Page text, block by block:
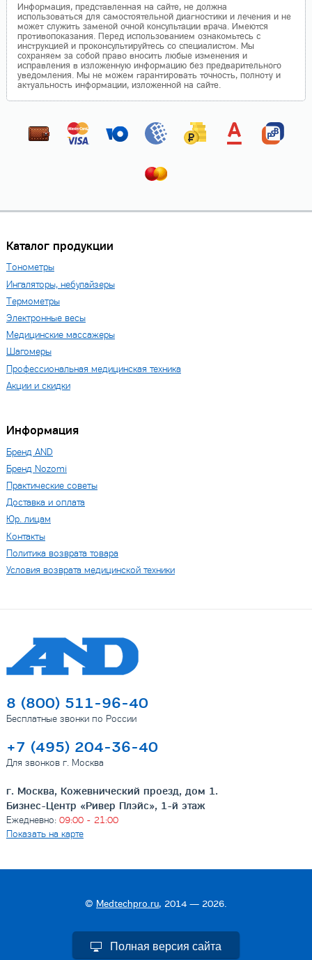
Информация, представленная на сайте, не должна
использоваться для самостоятельной диагностики и лечения и не
может служить заменой очной консультации врача. Имеются
противопоказания. Перед использованием ознакомьтесь с
инструкцией и проконсультируйтесь со специалистом. Мы
сохраняем за собой право вносить любые изменения и
исправления в изложенную информацию без предварительного
уведомления. Мы не можем гарантировать точность, полноту и
актуальность информации, изложенной на сайте.
Каталог продукции
Тонометры
Ингаляторы, небулайзеры
Термометры
Электронные весы
Медицинские массажеры
Шагомеры
Профессиональная медицинская техника
Акции и скидки
Информация
Бренд AND
Бренд Nozomi
Практические советы
Доставка и оплата
Юр. лицам
Контакты
Политика возврата товара
Условия возврата медицинской техники
8 (800) 511-96-40
Бесплатные звонки по России
+7 (495) 204-36-40
Для звонков г. Москва
г. Москва, Кожевнический проезд, дом 1.
Бизнес-Центр «Ривер Плэйс», 1-й этаж
Ежедневно: 09:00 - 21:00
Показать на карте
© Medtechpro.ru, 2014 — 2026.
Полная версия сайта